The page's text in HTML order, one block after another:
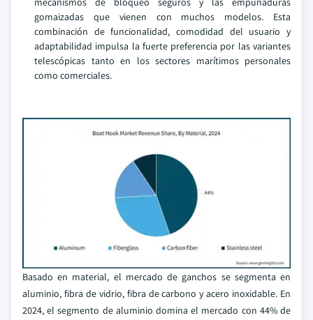
gomaizadas que vienen con muchos modelos. Esta
combinación de funcionalidad, comodidad del usuario y
adaptabilidad impulsa la fuerte preferencia por las variantes
telescópicas tanto en los sectores marítimos personales
como comerciales.
Basado en material, el mercado de ganchos se segmenta en
aluminio, fibra de vidrio, fibra de carbono y acero inoxidable. En
2024, el segmento de aluminio domina el mercado con 44% de